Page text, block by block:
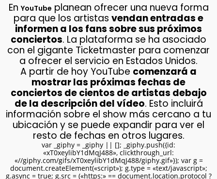
EnYouTube planean ofrecer una nueva forma
para que los artistas vendan entradas e
informen a los fans sobre sus próximos
conciertos. La plataforma se ha asociado
con el gigante Ticketmaster para comenzar
a ofrecer el servicio en Estados Unidos.
A partir de hoy YouTube comenzará a
mostrar las próximas fechas de
conciertos de cientos de artistas debajo
de la descripción del vídeo. Esto incluirá
información sobre el show más cercano a tu
ubicación y se puede expandir para ver el
resto de fechas en otros lugares.
var _giphy = _giphy || []; _giphy.push({id:
«xT0xeylibY1dMqJ488», clickthrough_url:
«//giphy.com/gifs/xT0xeylibY1dMqJ488/giphy.gif»}); var g =
document.createElement(«script»); g.type = «text/javascript»;
g.async = true; g.src = («https:» == document.location.protocol ?